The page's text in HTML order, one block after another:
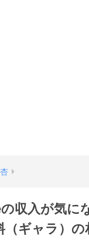
杏
収入が気に
（ギャラ）の